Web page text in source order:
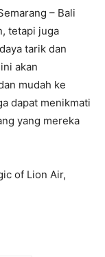
– Bali
tetapi juga
tarik dan
akan
mudah ke
dapat menikmati
yang mereka
of Lion Air,